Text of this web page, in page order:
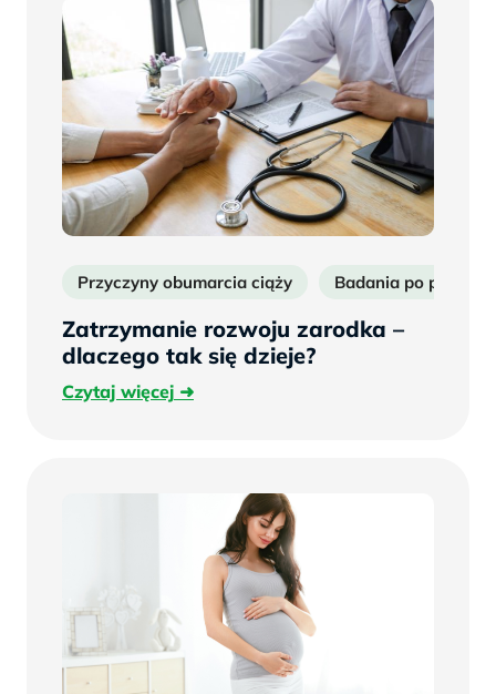
Przyczyny obumarcia ciąży Badania po
Zatrzymanie rozwoju zarodka –
dlaczego tak się dzieje?
Czytaj więcejCzytaj